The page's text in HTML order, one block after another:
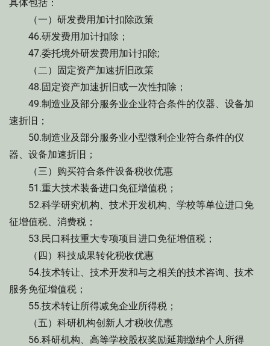
具体包括：
（一）研发费用加计扣除政策
46.研发费用加计扣除；
47.委托境外研发费用加计扣除;
（二）固定资产加速折旧政策
48.固定资产加速折旧或一次性扣除；
49.制造业及部分服务业企业符合条件的仪器、设备加
速折旧；
50.制造业及部分服务业小型微利企业符合条件的仪
器、设备加速折旧；
（三）购买符合条件设备税收优惠
51.重大技术装备进口免征增值税；
52.科学研究机构、技术开发机构、学校等单位进口免
征增值税、消费税；
53.民口科技重大专项项目进口免征增值税；
（四）科技成果转化税收优惠
54.技术转让、技术开发和与之相关的技术咨询、技术
服务免征增值税；
55.技术转让所得减免企业所得税；
（五）科研机构创新人才税收优惠
56.科研机构、高等学校股权奖励延期缴纳个人所得